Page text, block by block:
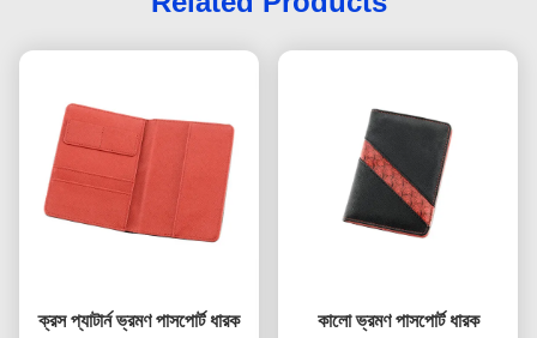
ক্রস প্যাটার্ন ভ্রমণ পাসপোর্ট ধারক
কালো ভ্রমণ পাসপোর্ট ধারক